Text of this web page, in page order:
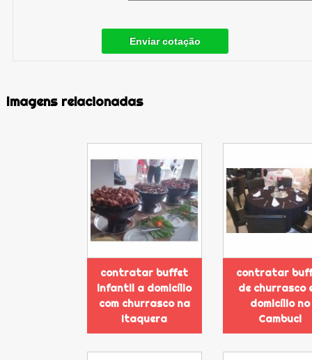
Enviar cotação
Imagens relacionadas
contratar buffet
infantil a domicílio
com churrasco na
Itaquera
contratar
de churrasco
domicílio no
Cambuci